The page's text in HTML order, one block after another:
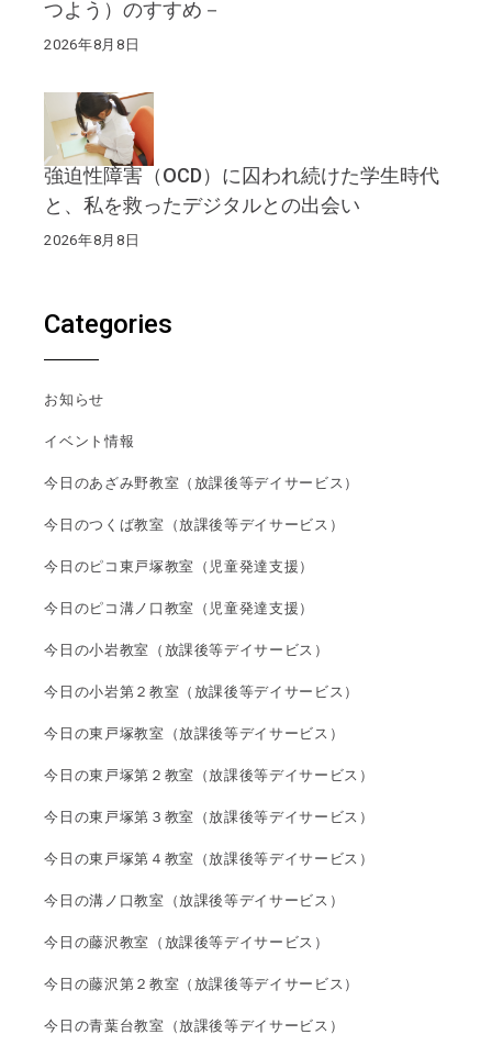
つよう）のすすめ－
2026年8月8日
強迫性障害（OCD）に囚われ続けた学生時代
と、私を救ったデジタルとの出会い
2026年8月8日
Categories
お知らせ
イベント情報
今日のあざみ野教室（放課後等デイサービス）
今日のつくば教室（放課後等デイサービス）
今日のピコ東戸塚教室（児童発達支援）
今日のピコ溝ノ口教室（児童発達支援）
今日の小岩教室（放課後等デイサービス）
今日の小岩第２教室（放課後等デイサービス）
今日の東戸塚教室（放課後等デイサービス）
今日の東戸塚第２教室（放課後等デイサービス）
今日の東戸塚第３教室（放課後等デイサービス）
今日の東戸塚第４教室（放課後等デイサービス）
今日の溝ノ口教室（放課後等デイサービス）
今日の藤沢教室（放課後等デイサービス）
今日の藤沢第２教室（放課後等デイサービス）
今日の青葉台教室（放課後等デイサービス）